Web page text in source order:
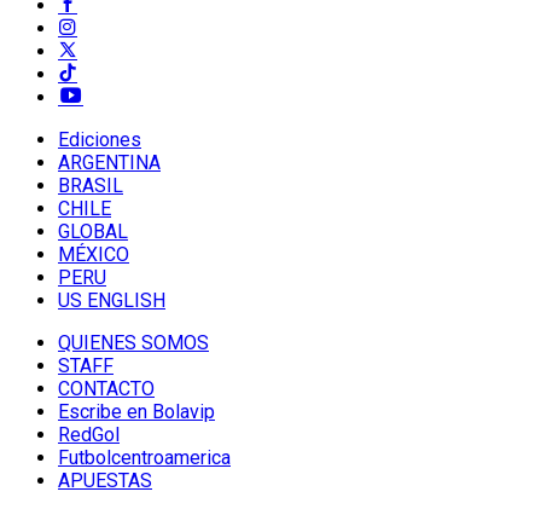
Ediciones
ARGENTINA
BRASIL
CHILE
GLOBAL
MÉXICO
PERU
US ENGLISH
QUIENES SOMOS
STAFF
CONTACTO
Escribe en Bolavip
RedGol
Futbolcentroamerica
APUESTAS